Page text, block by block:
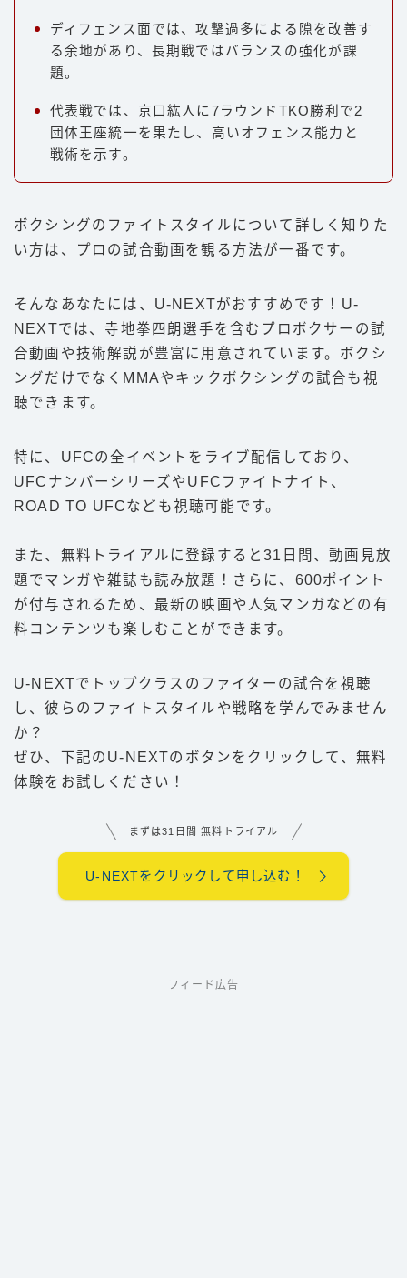
ディフェンス面では、攻撃過多による隙を改善す
る余地があり、長期戦ではバランスの強化が課
題。
代表戦では、京口紘人に7ラウンドTKO勝利で2
団体王座統一を果たし、高いオフェンス能力と
戦術を示す。
ボクシングのファイトスタイルについて詳しく知りた
い方は、プロの試合動画を観る方法が一番です。
そんなあなたには、U-NEXTがおすすめです！U-
NEXTでは、寺地拳四朗選手を含むプロボクサーの試
合動画や技術解説が豊富に用意されています。ボクシ
ングだけでなくMMAやキックボクシングの試合も視
聴できます。
特に、UFCの全イベントをライブ配信しており、
UFCナンバーシリーズやUFCファイトナイト、
ROAD TO UFCなども視聴可能です。
また、無料トライアルに登録すると31日間、動画見放
題でマンガや雑誌も読み放題！さらに、600ポイント
が付与されるため、最新の映画や人気マンガなどの有
料コンテンツも楽しむことができます。
U-NEXTでトップクラスのファイターの試合を視聴
し、彼らのファイトスタイルや戦略を学んでみません
か？
ぜひ、下記のU-NEXTのボタンをクリックして、無料
体験をお試しください！
まずは31日間 無料トライアル
U-NEXTをクリックして申し込む！
フィード広告